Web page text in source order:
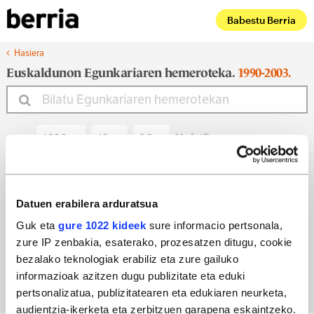
Datuen erabilera arduratsua
Guk eta gure 1022 kideek sure informacio pertsonala,
zure IP zenbakia, esaterako, prozesatzen ditugu, cookie
bezalako teknologiak erabiliz eta zure gailuko
informazioak azitzen dugu publizitate eta eduki
pertsonalizatua, publizitatearen eta edukiaren neurketa,
audientzia-ikerketa eta zerbitzuen garapena eskaintzeko.
Babestu Berria
Hasiera
Euskaldunon Egunkariaren hemeroteka. 1990-2003.
Noiztik
Noiz arte
Bilatu egun bateko edizioa